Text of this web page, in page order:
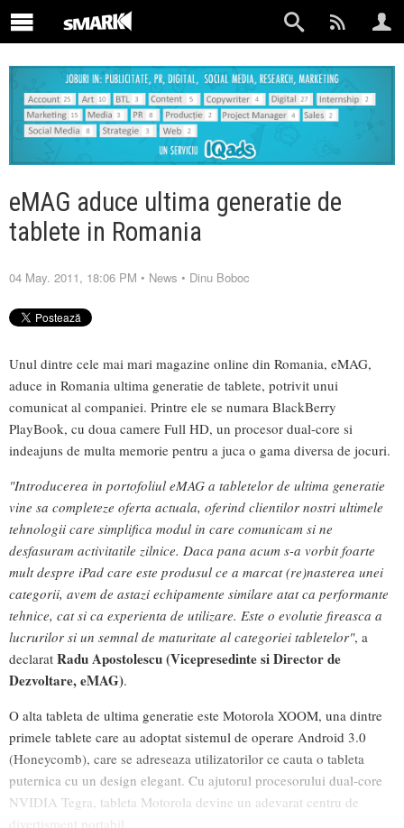
eMAG aduce ultima generatie de
tablete in Romania
04 May. 2011, 18:06 PM • News • Dinu Boboc
Unul dintre cele mai mari magazine online din Romania, eMAG,
aduce in Romania ultima generatie de tablete, potrivit unui
comunicat al companiei. Printre ele se numara BlackBerry
PlayBook, cu doua camere Full HD, un procesor dual-core si
indeajuns de multa memorie pentru a juca o gama diversa de jocuri.
"Introducerea in portofoliul eMAG a tabletelor de ultima generatie
vine sa completeze oferta actuala, oferind clientilor nostri ultimele
tehnologii care simplifica modul in care comunicam si ne
desfasuram activitatile zilnice. Daca pana acum s-a vorbit foarte
mult despre iPad care este produsul ce a marcat (re)nasterea unei
categorii, avem de astazi echipamente similare atat ca performante
tehnice, cat si ca experienta de utilizare. Este o evolutie fireasca a
lucrurilor si un semnal de maturitate al categoriei tabletelor", a
declarat Radu Apostolescu (Vicepresedinte si Director de
Dezvoltare, eMAG).
O alta tableta de ultima generatie este Motorola XOOM, una dintre
primele tablete care au adoptat sistemul de operare Android 3.0
(Honeycomb), care se adreseaza utilizatorilor ce cauta o tableta
puternica cu un design elegant. Cu ajutorul procesorului dual-core
NVIDIA Tegra, tableta Motorola devine un adevarat centru de
divertisment portabil.